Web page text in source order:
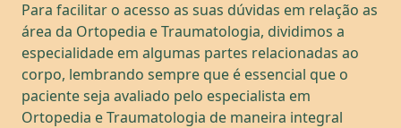
Para facilitar o acesso as suas dúvidas em relação as
área da Ortopedia e Traumatologia, dividimos a
especialidade em algumas partes relacionadas ao
corpo, lembrando sempre que é essencial que o
paciente seja avaliado pelo especialista em
Ortopedia e Traumatologia de maneira integral